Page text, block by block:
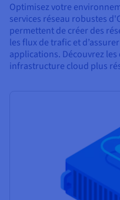
Optimisez votre
services réseau robustes
permettent de créer des
les flux de trafic et
applications. Découvrez
infrastructure cloud plus